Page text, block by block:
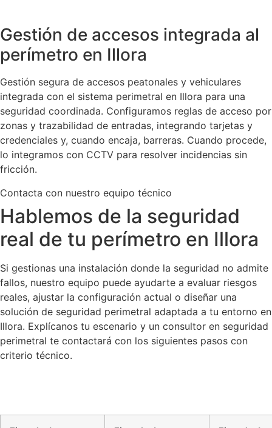
Gestión de accesos integrada al
perímetro en Illora
Gestión segura de accesos peatonales y vehiculares
integrada con el sistema perimetral en Illora para una
seguridad coordinada. Configuramos reglas de acceso por
zonas y trazabilidad de entradas, integrando tarjetas y
credenciales y, cuando encaja, barreras. Cuando procede,
lo integramos con CCTV para resolver incidencias sin
fricción.
Contacta con nuestro equipo técnico
Hablemos de la seguridad
real de tu perímetro en Illora
Si gestionas una instalación donde la seguridad no admite
fallos, nuestro equipo puede ayudarte a evaluar riesgos
reales, ajustar la configuración actual o diseñar una
solución de seguridad perimetral adaptada a tu entorno en
Illora. Explícanos tu escenario y un consultor en seguridad
perimetral te contactará con los siguientes pasos con
criterio técnico.